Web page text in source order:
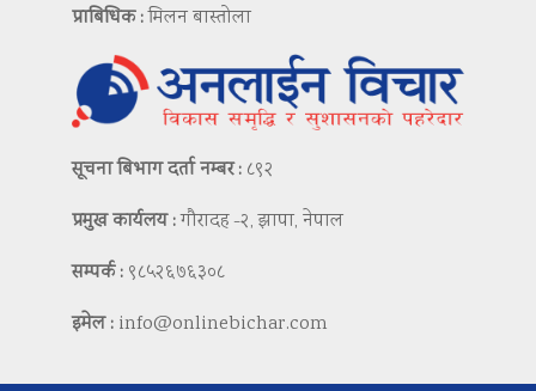
प्राबिधिक :मिलन बास्तोला
सूचना बिभाग दर्ता नम्बर : ८९२
प्रमुख कार्यलय :गौरादह -२, झापा, नेपाल
सम्पर्क : ९८५२६७६३०८
इमेल : info@onlinebichar.com